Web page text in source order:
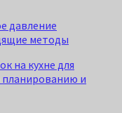
давление
методы
на кухне для
планированию и